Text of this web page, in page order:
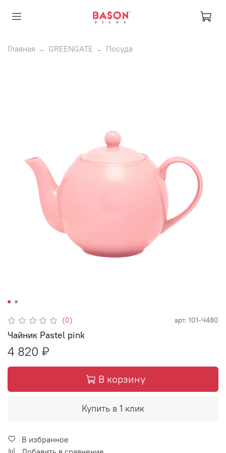
Главная GREENGATE Посуда
(0) арт. 101-Ч480
Чайник Pastel pink
4 820 ₽
В корзину
Купить в 1 клик
В избранное